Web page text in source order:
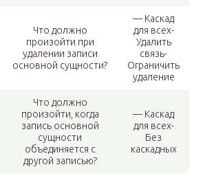
Что должно
произойти при
удалении записи
основной сущности?
— Каскад
для всех-
Удалить
связь-
Ограничить
удаление
Что должно
произойти, когда
запись основной
сущности
объединяется с
другой записью?
— Каскад
для всех-
Без
каскадных